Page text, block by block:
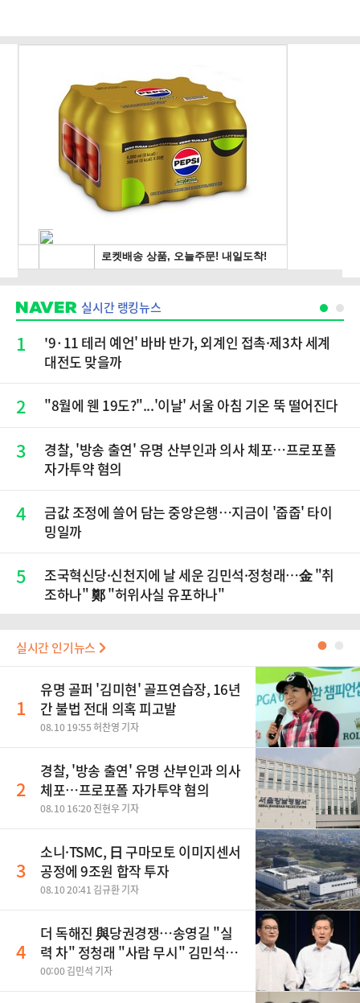
실시간 랭킹뉴스
1
'9·11 테러 예언' 바바 반가, 외계인 접촉·제3차 세계
대전도 맞을까
2 "8월에 웬 19도?"...'이날' 서울 아침 기온 뚝 떨어진다
3
경찰, '방송 출연' 유명 산부인과 의사 체포…프로포폴
자가투약 혐의
4
금값 조정에 쓸어 담는 중앙은행…지금이 '줍줍' 타이
밍일까
5
조국혁신당·신천지에 날 세운 김민석·정청래…金 "취
조하나" 鄭 "허위사실 유포하나"
실시간 인기뉴스 ●
1
유명 골퍼 '김미현' 골프연습장, 16년
간 불법 전대 의혹 피고발
08.10 19:55 허찬영 기자
2
경찰, '방송 출연' 유명 산부인과 의사
체포…프로포폴 자가투약 혐의
08.10 16:20 진현우 기자
3
소니·TSMC, 日 구마모토 이미지센서
공정에 9조원 합작 투자
08.10 20:41 김규환 기자
4
더 독해진 與당권경쟁…송영길 "실
력 차" 정청래 "사람 무시" 김민석
"취조하나"(종합)
00:00 김민석 기자